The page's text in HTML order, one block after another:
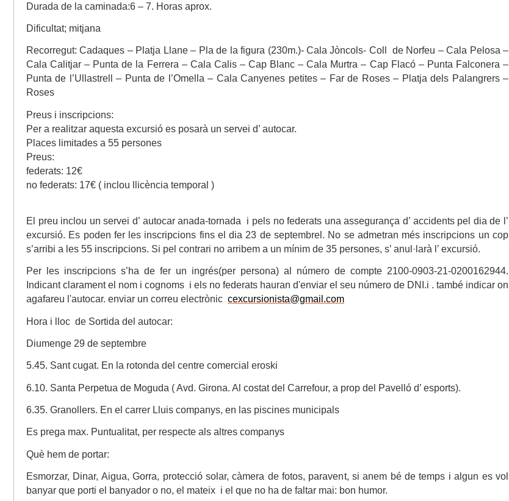
Durada de la caminada:6 – 7. Horas aprox.
Dificultat; mitjana
Recorregut: Cadaques – Platja Llane – Pla de la figura (230m.)- Cala Jòncols- Coll
de Norfeu – Cala Pelosa –
Cala Calitjar – Punta de la Ferrera – Cala Calis – Cap Blanc – Cala Murtra – Cap Flacó – Punta Falconera –
Punta de l’Ullastrell – Punta de l’Omella – Cala Canyenes petites – Far de Roses – Platja dels Palangrers –
Roses
Preus i inscripcions:
Per a realitzar aquesta excursió es posarà un servei d’ autocar.
Places limitades a 55 persones
Preus:
federats: 12€
no federats: 17€ ( inclou llicència temporal )
El preu inclou un servei d’ autocar anada-tornada
i pels no federats una assegurança d’ accidents pel dia de l’
excursió. Es poden fer les inscripcions fins el dia 23 de septembrel. No se admetran més inscripcions un cop
s’arribi a les 55 inscripcions. Si pel contrari no arribem a un mínim de 35 persones, s’ anul·larà l’ excursió.
Per les inscripcions s’ha de fer un ingrés(per persona) al número de compte 2100-0903-21-0200162944.
Indicant clarament el nom i cognoms i els no federats hauran d'enviar el seu número de DNI.i . també indicar on
agafareu l'autocar. enviar un correu electrònic cexcursionista@gmail.com
Hora i lloc de Sortida del autocar:
Diumenge 29 de septembre
5.45. Sant cugat. En la rotonda del centre comercial eroski
6.10. Santa Perpetua de Moguda ( Avd. Girona. Al costat del Carrefour, a prop del Pavelló d’ esports).
6.35. Granollers. En el carrer Lluis companys, en las piscines municipals
Es prega max. Puntualitat, per respecte als altres companys
Què hem de portar:
Esmorzar, Dinar, Aigua, Gorra, protecció solar, càmera de fotos, paravent, si anem bé de temps i algun es vol
banyar que porti el banyador o no, el mateix i el que no ha de faltar mai: bon humor.